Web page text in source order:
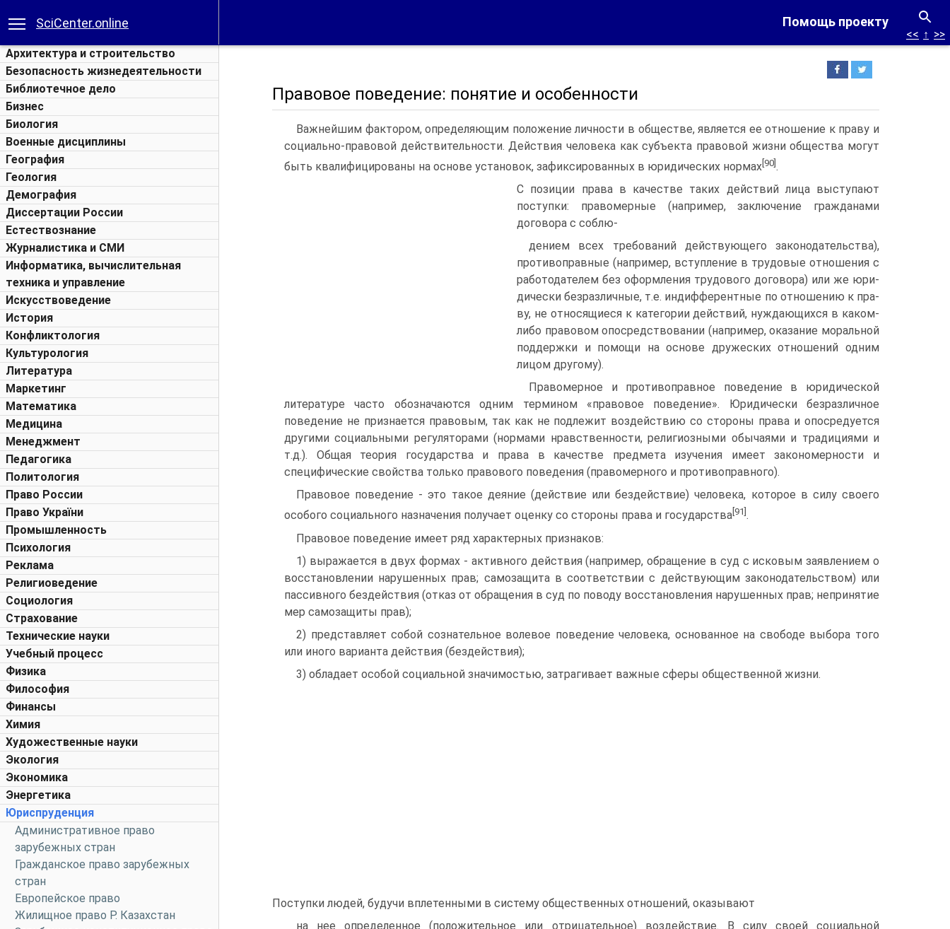
Помощь проекту
SciCenter.online
Архитектура и строительство
Безопасность жизнедеятельности
Библиотечное дело
Бизнес
Биология
Военные дисциплины
География
Геология
Демография
Диссертации России
Естествознание
Журналистика и СМИ
Информатика, вычислительная
техника и управление
Искусствоведение
История
Конфликтология
Культурология
Литература
Маркетинг
Математика
Медицина
Менеджмент
Педагогика
Политология
Право России
Право України
Промышленность
Психология
Реклама
Религиоведение
Социология
Страхование
Технические науки
Учебный процесс
Физика
Философия
Финансы
Химия
Художественные науки
Экология
Экономика
Энергетика
Юриспруденция
Административное право
зарубежных стран
Гражданское право зарубежных
стран
Европейское право
Жилищное право Р. Казахстан
<< ↑ >>
Правовое поведение: понятие и особенности
Важнейшим фактором, определяющим положение личности в обществе, является ее отношение к праву и
социально-право­вой действительности. Действия человека как субъекта право­вой жизни общества могут
быть квалифицированы на основе установок, зафиксированных в юридических нормах [90] .
С позиции права в качестве таких действий лица выступают
поступки: пра­вомерные (например, заключение гражданами
договора с соблю-
дением всех требований действующего законодательства),
про­тивоправные (например, вступление в трудовые отношения с
работодателем без оформления трудового договора) или же юри­
дически безразличные, т.е. индифферентные по отношению к пра­
ву, не относящиеся к категории действий, нуждающихся в каком-
либо правовом опосредствовании (например, оказание мораль­ной
поддержки и помощи на основе дружеских отношений одним
лицом другому).
Правомерное и противоправное поведение в юридической
литературе часто обозначаются одним термином «правовое по­ведение». Юридически безразличное
поведение не признается правовым, так как не подлежит воздействию со стороны права и опосредуется
другими социальными регуляторами (нормами нравственности, религиозными обычаями и традициями и
т.д.). Общая теория государства и права в качестве предмета изучения имеет закономерности и
специфические свойства только право­вого поведения (правомерного и противоправного).
Правовое поведение - это такое деяние (действие или бездействие) человека, которое в силу своего
особого соци­ального назначения получает оценку со стороны права и го­сударства [91] .
Правовое поведение имеет ряд характерных признаков:
1) выражается в двух формах - активного действия (напри­мер, обращение в суд с исковым заявлением о
восстановлении нарушенных прав; самозащита в соответствии с действующим законодательством) или
пассивного бездействия (отказ от обра­щения в суд по поводу восстановления нарушенных прав; непри­нятие
мер самозащиты прав);
2) представляет собой сознательное волевое поведение чело­века, основанное на свободе выбора того
или иного варианта действия (бездействия);
3) обладает особой социальной значимостью, затрагивает важные сферы общественной жизни.
Поступки людей, будучи вплетенными в систему общественных отношений, оказывают
на нее определенное (положительное или отрицательное) воз­действие. В силу своей социальной